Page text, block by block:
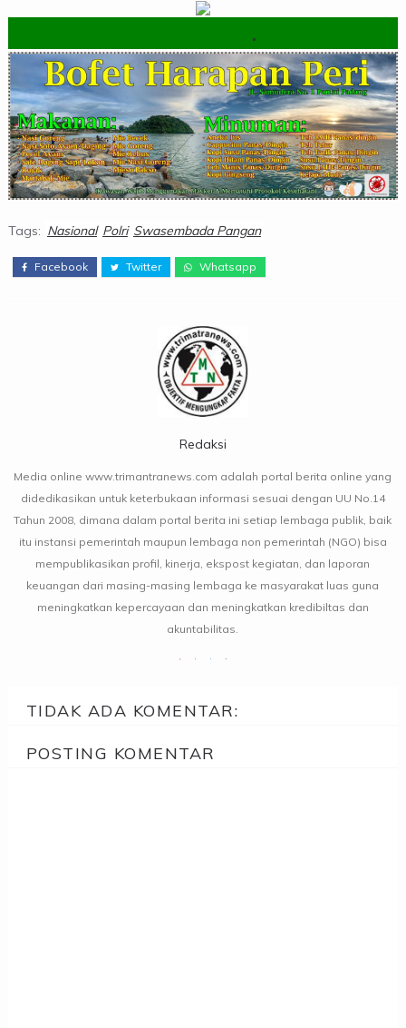
Tags: Nasional Polri Swasembada Pangan
Facebook Twitter Whatsapp
Redaksi
Media online www.trimantranews.com adalah portal berita online yang
didedikasikan untuk keterbukaan informasi sesuai dengan UU No.14
Tahun 2008, dimana dalam portal berita ini setiap lembaga publik, baik
itu instansi pemerintah maupun lembaga non pemerintah (NGO) bisa
mempublikasikan profil, kinerja, ekspost kegiatan, dan laporan
keuangan dari masing-masing lembaga ke masyarakat luas guna
meningkatkan kepercayaan dan meningkatkan kredibiltas dan
akuntabilitas.
TIDAK ADA KOMENTAR:
POSTING KOMENTAR